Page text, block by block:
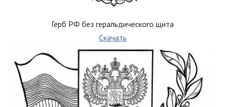
Герб РФ без геральдического щита
Скачать